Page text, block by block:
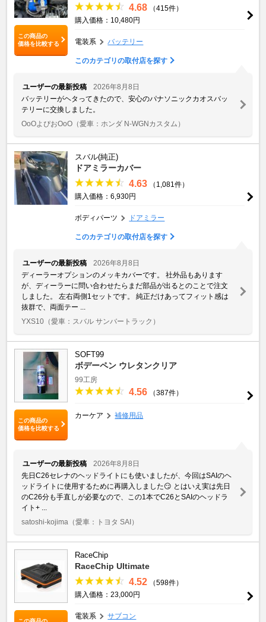
この商品の
価格を比較する
4.68
（415件）
購入価格：10,480円
電装系 バッテリー
このカテゴリの取付店を探す
ユーザーの最新投稿
2026年8月8日
バッテリーがヘタってきたので、安心のパナソニックカオスバッ
テリーに交換しました。
OoOよぴおOoO （愛車：ホンダ N-WGNカスタム）
スバル(純正)
ドアミラーカバー
4.63
（1,081件）
購入価格：6,930円
ボディパーツ ドアミラー
このカテゴリの取付店を探す
ユーザーの最新投稿
2026年8月8日
ディーラーオプションのメッキカバーです。 社外品もあります
が、ディーラーに問い合わせたらまだ部品が出るとのことで注文
しました。 左右両側1セットです。 純正だけあってフィット感は
抜群で、両面テー ...
YXS10 （愛車：スバル サンバートラック）
この商品の
価格を比較する
SOFT99
ボデーペン ウレタンクリア
99工房
4.56 （387件）
カーケア 補修用品
ユーザーの最新投稿
2026年8月8日
先日C26セレナのヘッドライトにも使いましたが、今回はSAIのヘ
ッドライトに使用するために再購入しました😏 とはいえ実は先日
のC26分も手直しが必要なので、この1本でC26とSAIのヘッドラ
イト+ ...
satoshi-kojima （愛車：トヨタ SAI）
RaceChip
RaceChip Ultimate
4.52
（598件）
購入価格：23,000円
電装系 サブコン